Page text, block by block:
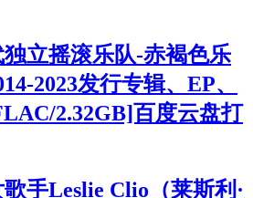
立摇滚乐队-赤褐色乐
2023发行专辑、EP、
2.32GB]百度云盘打
手Leslie Clio（莱斯利·